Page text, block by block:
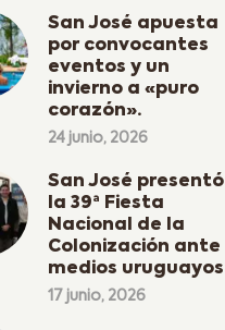
San José apuesta
por convocantes
eventos y un
invierno a «puro
corazón».
24 junio, 2026
San José presentó
la 39ª Fiesta
Nacional de la
Colonización ante
medios uruguayos
17 junio, 2026